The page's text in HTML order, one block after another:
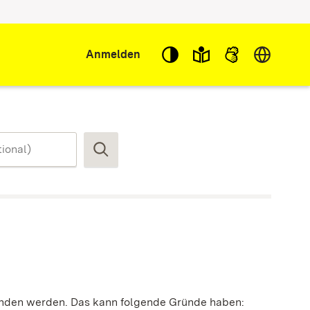
Anmelden Sprache
Suchen
werden. Das kann folgende Gründe haben: